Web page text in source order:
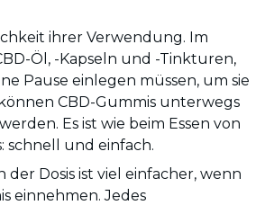
ihrer Verwendung. Im
Öl, -Kapseln und -Tinkturen,
Pause einlegen müssen, um sie
CBD-Gummis unterwegs
Es ist wie beim Essen von
schnell und einfach.
der Dosis ist viel einfacher, wenn
einnehmen. Jedes